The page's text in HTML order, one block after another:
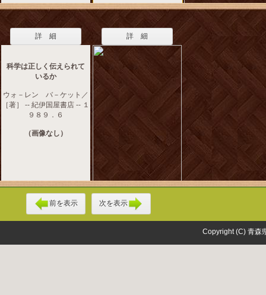
詳 細
科学は正しく伝えられて
いるか
ウォ－レン バ－ケット／
［著］ -- 紀伊国屋書店 -- １
９８９．６
（画像なし）
詳 細
前を表示 次を表示
Copyright (C) 青森